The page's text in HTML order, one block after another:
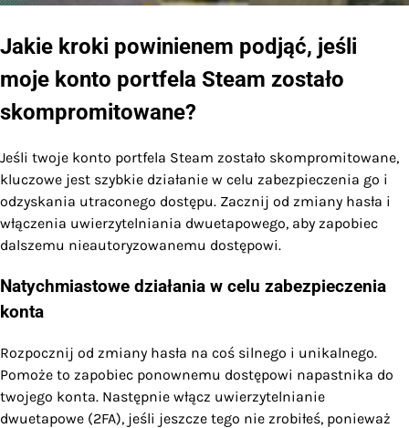
Jakie kroki powinienem podjąć, jeśli
moje konto portfela Steam zostało
skompromitowane?
Jeśli twoje konto portfela Steam zostało skompromitowane,
kluczowe jest szybkie działanie w celu zabezpieczenia go i
odzyskania utraconego dostępu. Zacznij od zmiany hasła i
włączenia uwierzytelniania dwuetapowego, aby zapobiec
dalszemu nieautoryzowanemu dostępowi.
Natychmiastowe działania w celu zabezpieczenia
konta
Rozpocznij od zmiany hasła na coś silnego i unikalnego.
Pomoże to zapobiec ponownemu dostępowi napastnika do
twojego konta. Następnie włącz uwierzytelnianie
dwuetapowe (2FA), jeśli jeszcze tego nie zrobiłeś, ponieważ